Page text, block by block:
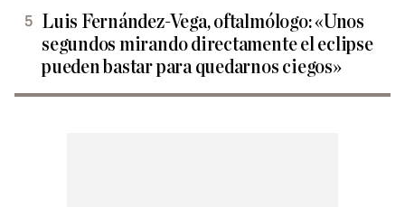
Luis Fernández-Vega, oftalmólogo: «Unos
segundos mirando directamente el eclipse
pueden bastar para quedarnos ciegos»